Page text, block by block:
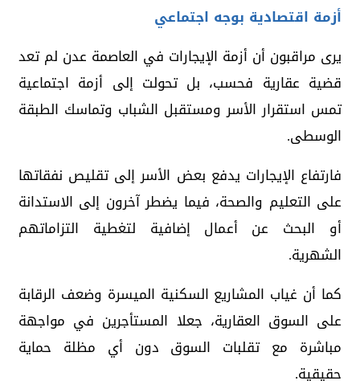
أزمة اقتصادية بوجه اجتماعي
يرى مراقبون أن أزمة الإيجارات في العاصمة عدن لم تعد
قضية عقارية فحسب، بل تحولت إلى أزمة اجتماعية
تمس استقرار الأسر ومستقبل الشباب وتماسك الطبقة
الوسطى.
فارتفاع الإيجارات يدفع بعض الأسر إلى تقليص نفقاتها
على التعليم والصحة، فيما يضطر آخرون إلى الاستدانة
أو البحث عن أعمال إضافية لتغطية التزاماتهم
الشهرية.
كما أن غياب المشاريع السكنية الميسرة وضعف الرقابة
على السوق العقارية، جعلا المستأجرين في مواجهة
مباشرة مع تقلبات السوق دون أي مظلة حماية
حقيقية.